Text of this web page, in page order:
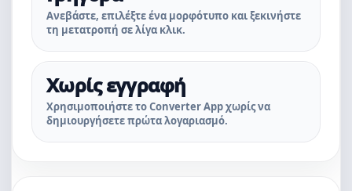
Ανεβάστε, επιλέξτε ένα μορφότυπο και ξεκινήστε
τη μετατροπή σε λίγα κλικ.
Χωρίς εγγραφή
Χρησιμοποιήστε το Converter App χωρίς να
δημιουργήσετε πρώτα λογαριασμό.